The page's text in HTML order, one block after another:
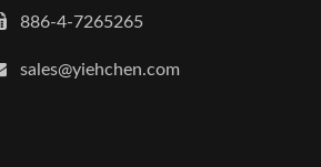
886-4-7265265
sales@yiehchen.com